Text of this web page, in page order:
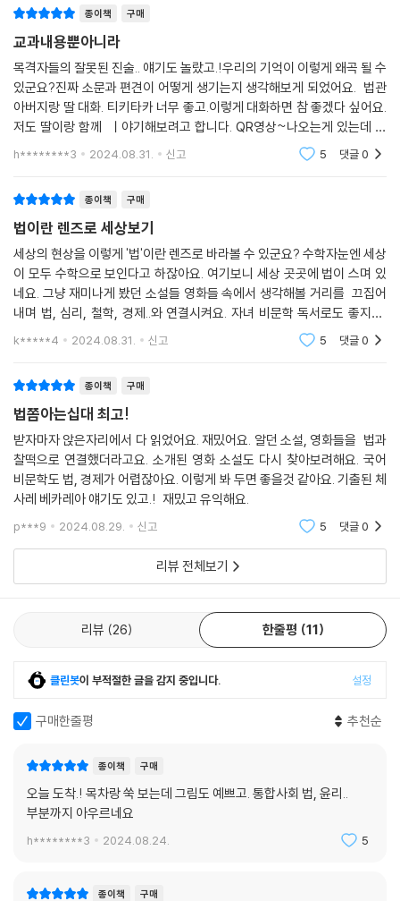
워질 것이다.
종이책 구매
교과내용뿐아니라
목격자들의 잘못된 진술.. 얘기도 놀랐고.!우리의 기억이 이렇게 왜곡 될 수
있군요?진짜 소문과 편견이 어떻게 생기는지 생각해보게 되었어요. 법관
아버지랑 딸 대화. 티키타카 너무 좋고.이렇게 대화하면 참 좋겠다 싶어요.
저도 딸이랑 함께 ㅣ야기해보려고 합니다. QR영상~나오는게 있는데 첨
에 그거보고 물꼬를 터서~~ 재밌게 토론이 시작되었어요.
h********3 2024.08.31. 신고 5 댓글0
종이책 구매
법이란 렌즈로 세상보기
세상의 현상을 이렇게 '법'이란 렌즈로 바라볼 수 있군요? 수학자눈엔 세상
이 모두 수학으로 보인다고 하잖아요. 여기보니 세상 곳곳에 법이 스며 있
네요. 그냥 재미나게 봤던 소설들 영화들 속에서 생각해볼 거리를 끄집어
내며 법, 심리, 철학, 경제..와 연결시켜요. 자녀 비문학 독서로도 좋지만,
어른 본인이 읽어도 너무 재밌고 좋아요. 아이랑 대화소재거리도 지인짜
k*****4 2024.08.31. 신고 5 댓글0
종이책 구매
법쫌아는십대 최고!
받자마자 앉은자리에서 다 읽었어요. 재밌어요. 알던 소설, 영화들을 법과
찰떡으로 연결했더라고요. 소개된 영화 소설도 다시 찾아보려해요. 국어
비문학도 법, 경제가 어렵잖아요. 이렇게 봐 두면 좋을것 같아요. 기출된 체
사레 베카레아 얘기도 있고.! 재밌고 유익해요.
p***9 2024.08.29. 신고 5 댓글0
리뷰 전체보기
리뷰 26 한줄평 11
클린봇이 부적절한 글을 감지 중입니다. 설정
구매한줄평 추천순
종이책 구매
오늘 도착.! 목차랑 쑥 보는데 그림도 예쁘고. 통합사회 법, 윤리..
부분까지 아우르네요
h********3 2024.08.24. 5
종이책 구매